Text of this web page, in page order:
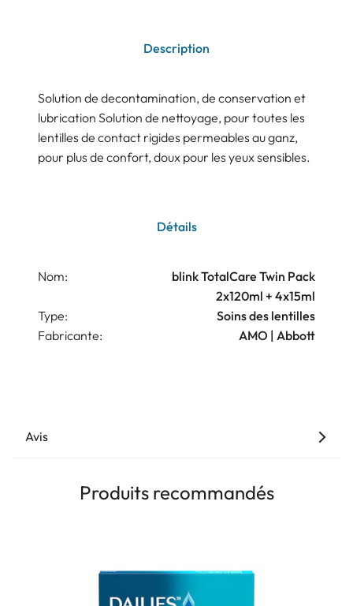
Description
Solution de decontamination, de conservation et
lubrication Solution de nettoyage, pour toutes les
lentilles de contact rigides permeables au ganz,
pour plus de confort, doux pour les yeux sensibles.
Détails
Nom:
blink TotalCare Twin Pack
2x120ml + 4x15ml
Type:
Soins des lentilles
Fabricante:
AMO | Abbott
Avis
Produits recommandés